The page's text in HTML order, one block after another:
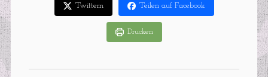
Twittern Teilen auf Facebook
Drucken